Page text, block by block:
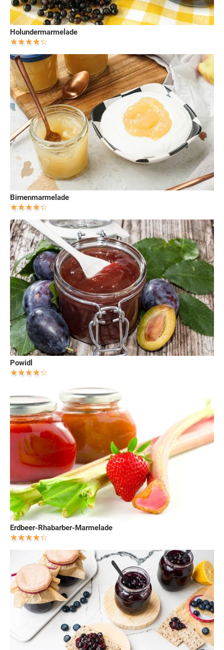
Holundermarmelade
Birnenmarmelade
Powidl
Erdbeer-Rhabarber-Marmelade